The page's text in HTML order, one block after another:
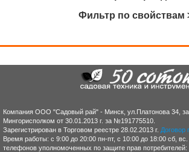
Фильтр по свойствам
Компания ООО "Садовый рай" - Минск, ул.Платонова 34,
Мингорисполком от 30.01.2013 г. за №191775510.
Зарегистрирован в Торговом реестре 28.02.2013 г. Договор
Время работы: с 9:00 до 20:00 пн-пт, с 10:00 до 18:00 сб,
телефонов уполномоченных по защите прав потребителей: